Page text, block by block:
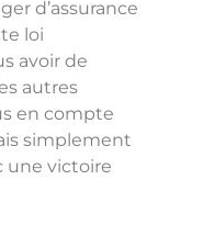
d’assurance
loi
avoir de
autres
en compte
simplement
une victoire